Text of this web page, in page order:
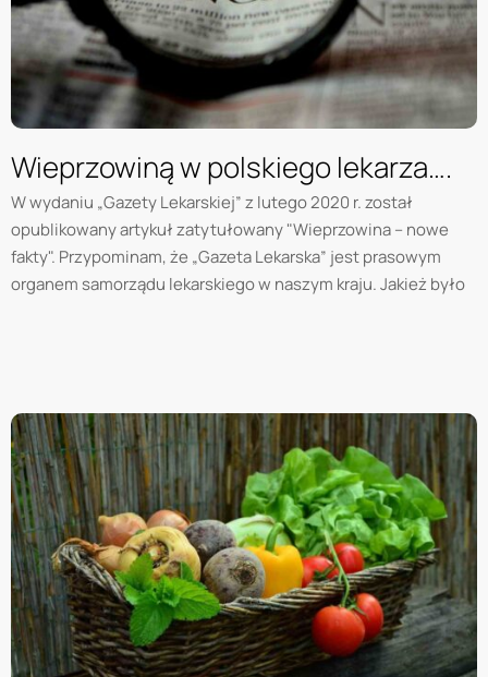
Wieprzowiną w polskiego lekarza….
W wydaniu „Gazety Lekarskiej” z lutego 2020 r. został
opublikowany artykuł zatytułowany "Wieprzowina – nowe
fakty". Przypominam, że „Gazeta Lekarska” jest prasowym
organem samorządu lekarskiego w naszym kraju. Jakież było